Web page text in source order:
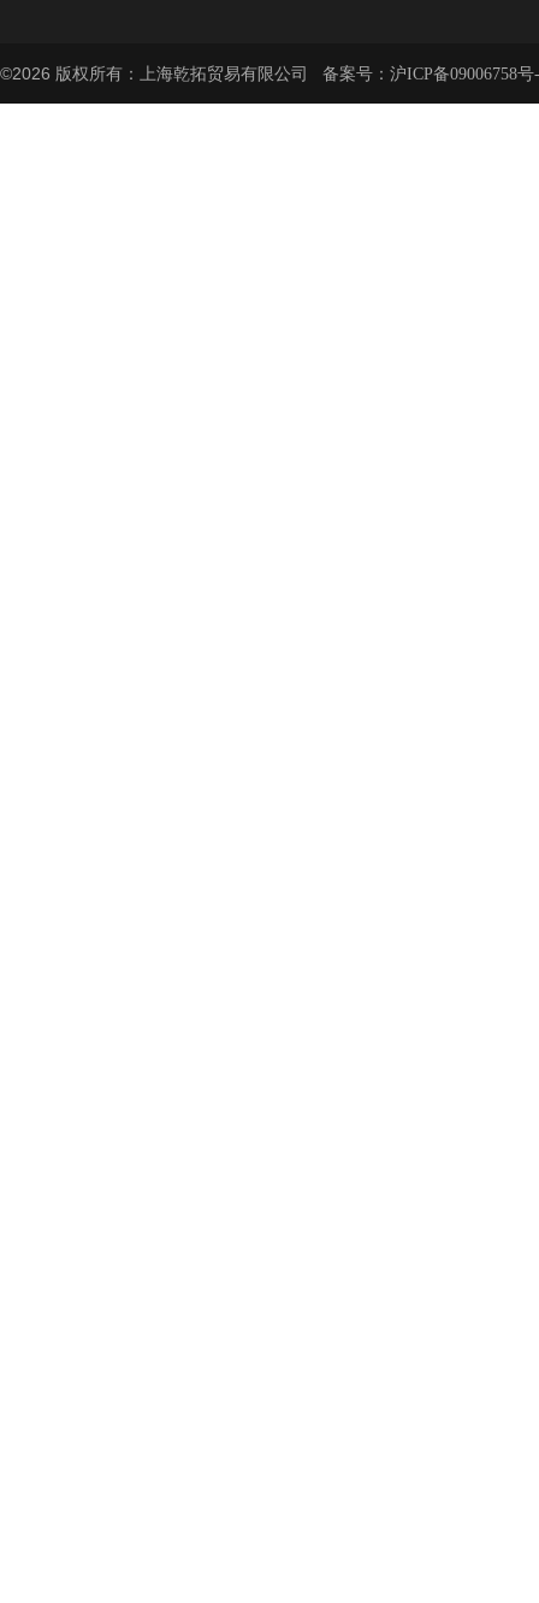
©2026 版权所有：上海乾拓贸易有限公司 备案号： 沪ICP备09006758号